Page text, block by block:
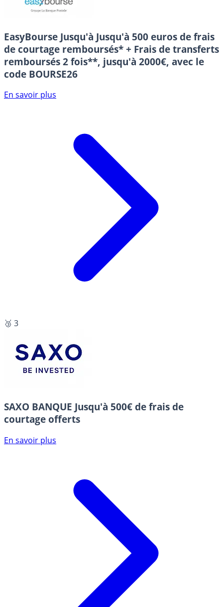
EasyBourse Jusqu'à Jusqu'à 500 euros de frais
de courtage remboursés* + Frais de transferts
remboursés 2 fois**, jusqu'à 2000€, avec le
code BOURSE26
En savoir plus
🥉 3
SAXO BANQUE Jusqu'à 500€ de frais de
courtage offerts
En savoir plus